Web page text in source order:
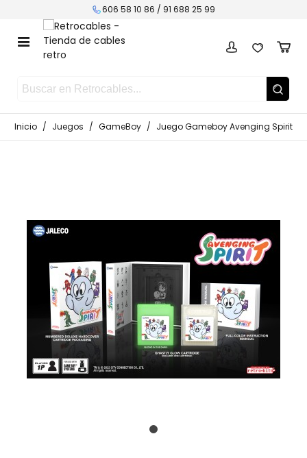
606 58 10 86 / 91 688 25 99
Inicio / Juegos / GameBoy / Juego Gameboy Avenging Spirit